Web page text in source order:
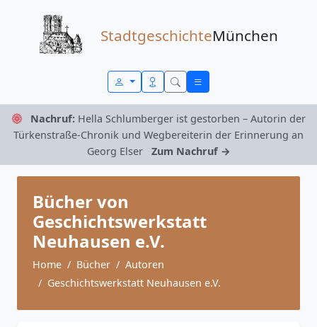
StadtgeschichteMünchen
Nachruf: Hella Schlumberger ist gestorben – Autorin der
Türkenstraße-Chronik und Wegbereiterin der Erinnerung an
Georg Elser
Zum Nachruf →
Bücher von
Geschichtswerkstatt
Neuhausen e.V.
Home Bücher
Autoren
Geschichtswerkstatt Neuhausen e.V.